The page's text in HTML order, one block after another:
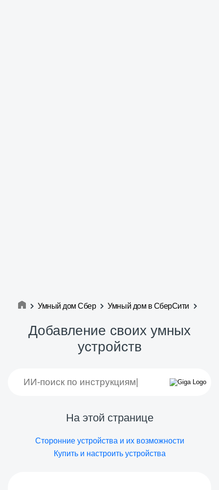
Умный дом Сбер Умный дом в СберСити
Добавление своих умных
устройств
На этой странице
Сторонние устройства и их возможности
Купить и настроить устройства